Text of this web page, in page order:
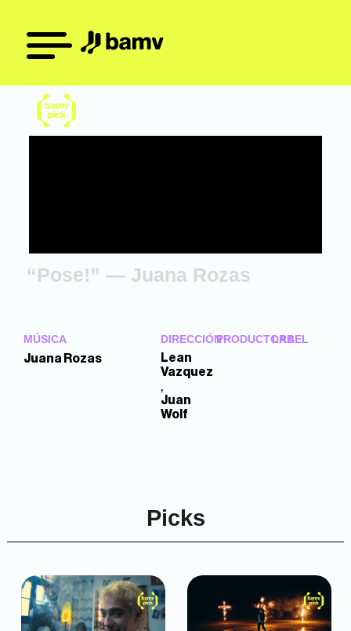
“Pose!” — Juana Rozas
MÚSICA
Juana Rozas
DIRECCIÓN
Lean
Vazquez
,
Juan
Wolf
PRODUCTORA
LABEL
Picks